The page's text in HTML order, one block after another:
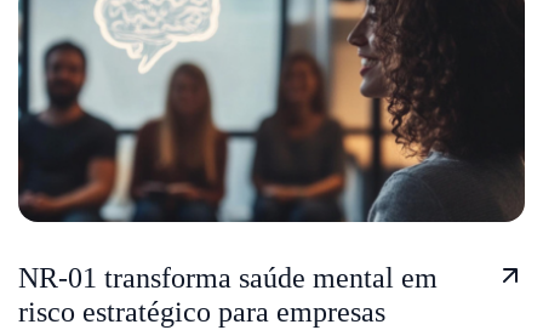
NR-01 transforma saúde mental em
risco estratégico para empresas